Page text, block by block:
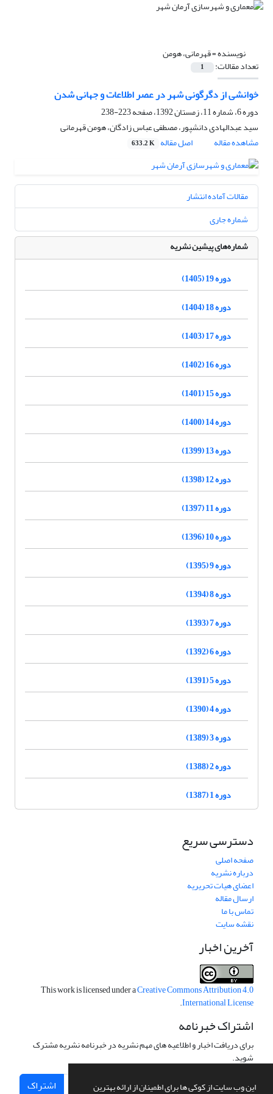
این وب سایت از کوکی ها برای اطمینان از ارائه بهترین
نویسنده =قهرمانی، هومن
تعداد مقالات: 1
خوانشی از دگرگونی شهر در عصر اطلاعات و جهانی شدن
دوره 6، شماره 11، زمستان 1392، صفحه
223-238
سید عبدالهادی دانشپور، مصطفی عباس زادگان، هومن قهرمانی
مشاهده مقاله
اصل مقاله 633.2 K
مقالات آماده انتشار
شماره جاری
شماره‌های پیشین نشریه
دوره 19 (1405)
دوره 18 (1404)
دوره 17 (1403)
دوره 16 (1402)
دوره 15 (1401)
دوره 14 (1400)
دوره 13 (1399)
دوره 12 (1398)
دوره 11 (1397)
دوره 10 (1396)
دوره 9 (1395)
دوره 8 (1394)
دوره 7 (1393)
دوره 6 (1392)
دوره 5 (1391)
دوره 4 (1390)
دوره 3 (1389)
دوره 2 (1388)
دوره 1 (1387)
دسترسی سریع
صفحه اصلی
درباره نشریه
اعضای هیات تحریریه
ارسال مقاله
تماس با ما
نقشه سایت
آخرین اخبار
This work is licensed under aCreative Commons Attribution 4.0
International License
.
اشتراک خبرنامه
برای دریافت اخبار و اطلاعیه های مهم نشریه در خبرنامه نشریه مشترک
شوید.
اشتراک